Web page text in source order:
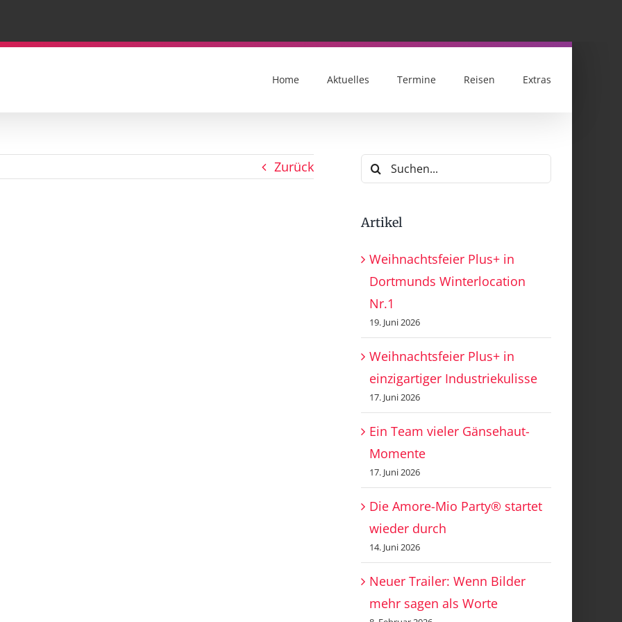
Home Aktuelles Termine Reisen Extras
Zurück
Suche
nach:
Artikel
Weihnachtsfeier Plus+ in
Dortmunds Winterlocation
Nr.1
19. Juni 2026
Weihnachtsfeier Plus+ in
einzigartiger Industriekulisse
17. Juni 2026
Ein Team vieler Gänsehaut-
Momente
17. Juni 2026
Die Amore-Mio Party® startet
wieder durch
14. Juni 2026
Neuer Trailer: Wenn Bilder
mehr sagen als Worte